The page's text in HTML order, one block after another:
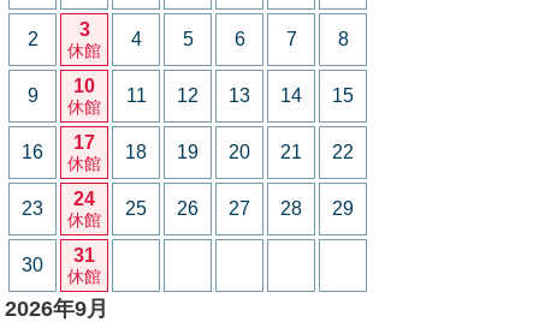
2 3
休館
4 5 6 7 8
9 10
休館
11 12 13 14 15
16 17
休館
18 19 20 21 22
23 24
休館
25 26 27 28 29
30 31
休館
2026年9月